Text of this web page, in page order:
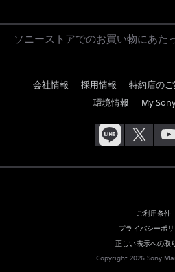
ソニーストアでのお買い物にあた
会社情報 採用情報 特約店の
環境情報
My
ご利用条件
プライバシーポ
正しい表示への取
Copyright 2026 Sony